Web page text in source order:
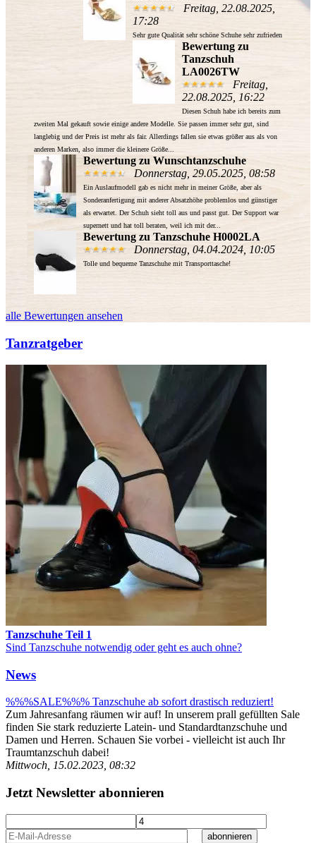
Freitag, 22.08.2025,
17:28
Sehr gute Qualität sehr schöne Schuhe sehr zufrieden
Bewertung zu
Tanzschuh
LA0026TW
Freitag,
22.08.2025, 16:22
Diesen Schuh habe ich bereits zum
zweiten Mal gekauft sowie einige andere Modelle. Sie passen immer sehr gut, sind
langlebig und der Preis ist mehr als fair. Allerdings fallen sie etwas größer aus als von
anderen Marken, also immer die kleinere Größe...
Bewertung zu Wunschtanzschuhe
Donnerstag, 29.05.2025, 08:58
Ein Auslaufmodell gab es nicht mehr in meiner Größe, aber als
Sonderanfertigung mit anderer Absatzhöhe problemlos und günstiger
als erwartet. Der Schuh sieht toll aus und passt gut. Der Support war
supernett und hat toll beraten, weil ich mit der...
Bewertung zu Tanzschuhe H0002LA
Donnerstag, 04.04.2024, 10:05
Tolle und bequeme Tanzschuhe mit Transporttasche!
alle Bewertungen ansehen
Tanzratgeber
Tanzschuhe Teil 1
Sind Tanzschuhe notwendig oder geht es auch ohne?
News
%%%SALE%%% Tanzschuhe ab sofort drastisch reduziert!
Zum Jahresanfang räumen wir auf! In unserem prall gefüllten Sale
finden Sie stark reduzierte Latein- und Standardtanzschuhe und
Damen und Herren. Schauen Sie vorbei - vielleicht ist auch Ihr
Traumtanzschuh dabei!
Mittwoch, 15.02.2023, 08:32
Jetzt Newsletter abonnieren
abonnieren